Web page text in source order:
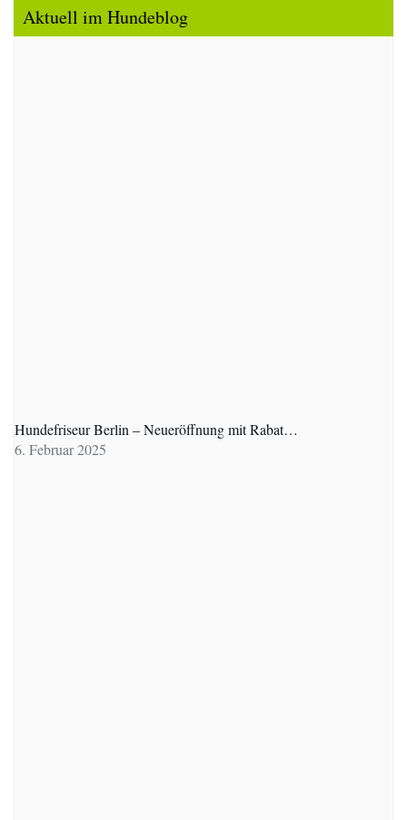
Aktuell im Hundeblog
Hundefriseur Berlin – Neueröffnung mit Rabat…
6. Februar 2025